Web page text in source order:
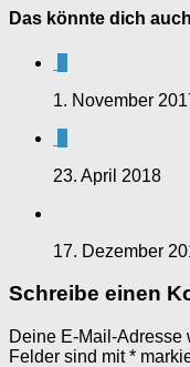
Das könnte dich
1. November
23. April 2018
17. Dezember
Schreibe einen
Deine E-Mail-Adresse
Felder sind mit*